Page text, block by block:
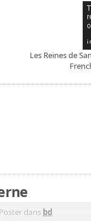
Les Reines de
Poster dans bd